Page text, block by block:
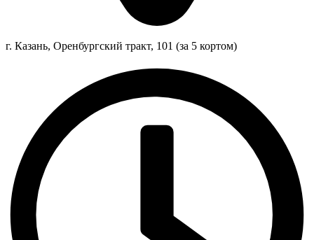
г. Казань, Оренбургский тракт, 101 (за 5 кортом)